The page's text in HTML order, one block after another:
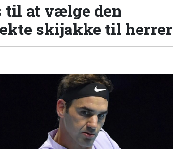
til at vælge den
skijakke til herrer